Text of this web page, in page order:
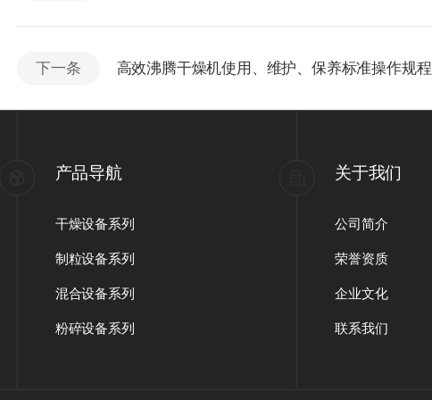
下一条 高效沸腾干燥机使用、维护、保养标准操作规程
产品导航
干燥设备系列
制粒设备系列
混合设备系列
粉碎设备系列
关于我们
公司简介
荣誉资质
企业文化
联系我们